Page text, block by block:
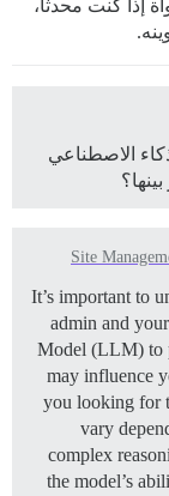
إذا كنت محدثًا،
الاصطناعي
Site
It’s important to
admin and
Model (LLM) to
may influence
you looking for
vary
complex
the model’s